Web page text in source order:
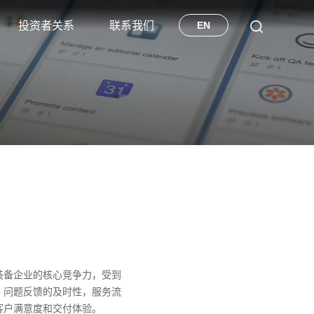
投资者关系 联系我们 EN
企业的核心竞争力，受到
题反馈的及时性，服务流
满意度和交付体验。